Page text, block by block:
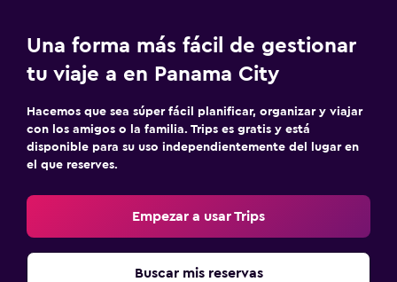
Una forma más fácil de gestionar
tu viaje a en Panama City
Hacemos que sea súper fácil planificar, organizar y viajar
con los amigos o la familia. Trips es gratis y está
disponible para su uso independientemente del lugar en
el que reserves.
Empezar a usar Trips
Buscar mis reservas